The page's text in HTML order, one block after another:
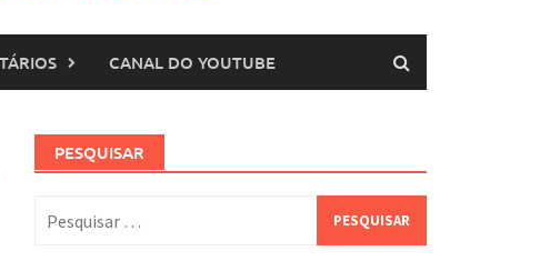
CANAL DO YOUTUBE
PESQUISAR
por: